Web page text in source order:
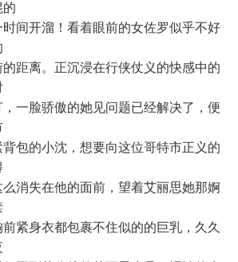
的
间开溜！看着眼前的女佐罗似乎不好
距离。正沉浸在行侠仗义的快感中的
一脸骄傲的她见问题已经解决了，便
包的小沈，想要向这位哥特市正义的
消失在他的面前，望着艾丽思她那婀
紧身衣都包裹不住似的的巨乳，久久